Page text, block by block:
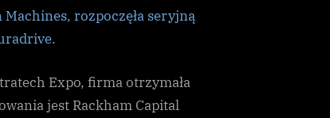
w
rozpoczęła seryjną
Expo, firma otrzymała
jest Rackham Capital